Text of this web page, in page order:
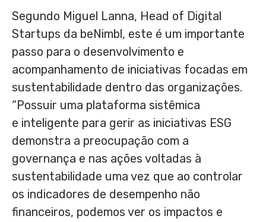
Segundo Miguel Lanna, Head of Digital
Startups da beNimbl, este é um importante
passo para o desenvolvimento e
acompanhamento de iniciativas focadas em
sustentabilidade dentro das organizações.
“Possuir uma plataforma sistêmica
e inteligente para gerir as iniciativas ESG
demonstra a preocupação com a
governança e nas ações voltadas à
sustentabilidade uma vez que ao controlar
os indicadores de desempenho não
financeiros, podemos ver os impactos e